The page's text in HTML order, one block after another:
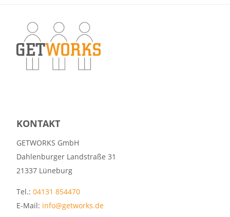
KONTAKT
GETWORKS GmbH
Dahlenburger Landstraße 31
21337 Lüneburg
Tel.: 04131 854470
E-Mail: info@getworks.de